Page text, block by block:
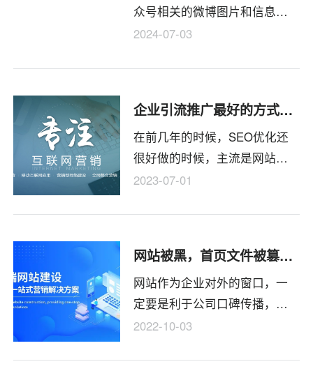
众号相关的微博图片和信息，
将微信公众号推送给粉丝，或
有渠道，可以通过热门微博转
虑微博资源互换。
2024-07-03
企业引流推广最好的方式和渠道分享
在前几年的时候，SEO优化还
很好做的时候，主流是网站优
化，但是目前这个行业基本就
体是最好的选择！引流，要借
转成自己的私域流量！
2023-07-01
网站被黑，首页文件被篡改出现大量垃圾信息怎么办
网站作为企业对外的窗口，一
定要是利于公司口碑传播，产
品展示，流量转化的。网站做
来维护。不定期的升级。否则
2022-10-03